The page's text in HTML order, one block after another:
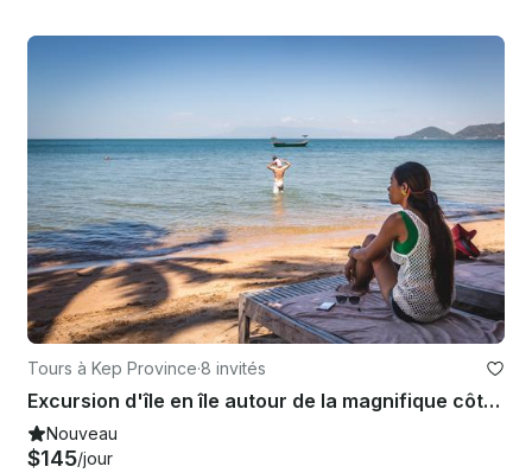
Tours à Kep Province·8 invités
Excursion d'île en île autour de la magnifique côte de Kep
Nouveau
$145/jour